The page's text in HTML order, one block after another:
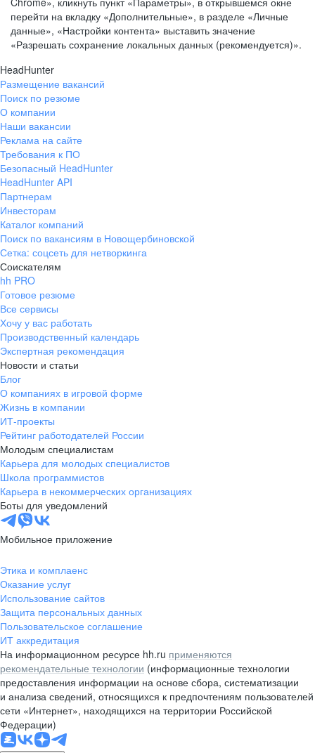
перейти на вкладку «Дополнительные», в разделе «Личные
данные», «Настройки контента» выставить значение
«Разрешать сохранение локальных данных (рекомендуется)».
HeadHunter
Размещение вакансий
Поиск по резюме
О компании
Наши вакансии
Реклама на сайте
Требования к ПО
Безопасный HeadHunter
HeadHunter API
Партнерам
Инвесторам
Каталог компаний
Поиск по вакансиям в Новощербиновской
Сетка: соцсеть для нетворкинга
Соискателям
hh PRO
Готовое резюме
Все сервисы
Хочу у вас работать
Производственный календарь
Экспертная рекомендация
Новости и статьи
Блог
О компаниях в игровой форме
Жизнь в компании
ИТ-проекты
Рейтинг работодателей России
Молодым специалистам
Карьера для молодых специалистов
Школа программистов
Карьера в некоммерческих организациях
Боты для уведомлений
Мобильное приложение
Этика и комплаенс
Оказание услуг
Использование сайтов
Защита персональных данных
Пользовательское соглашение
ИТ аккредитация
На информационном ресурсе hh.ru применяются
рекомендательные технологии (информационные технологии
предоставления информации на основе сбора, систематизации
и анализа сведений, относящихся к предпочтениям пользователей
сети «Интернет», находящихся на территории Российской
Федерации)